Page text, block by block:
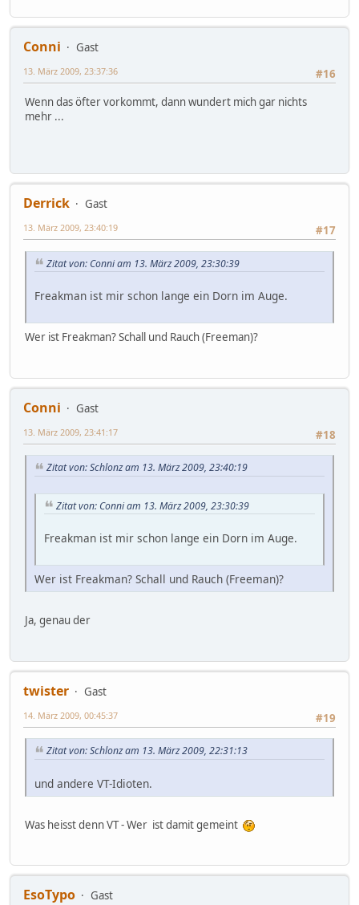
Conni
Gast
#16
13. März 2009, 23:37:36
Wenn das öfter vorkommt, dann wundert mich gar nichts
mehr ...
Derrick
Gast
#17
13. März 2009, 23:40:19
Zitat von: Conni am 13. März 2009, 23:30:39
Freakman ist mir schon lange ein Dorn im Auge.
Wer ist Freakman? Schall und Rauch (Freeman)?
Conni
Gast
#18
13. März 2009, 23:41:17
Zitat von: Schlonz am 13. März 2009, 23:40:19
Zitat von: Conni am 13. März 2009, 23:30:39
Freakman ist mir schon lange ein Dorn im Auge.
Wer ist Freakman? Schall und Rauch (Freeman)?
Ja, genau der
twister
Gast
#19
14. März 2009, 00:45:37
Zitat von: Schlonz am 13. März 2009, 22:31:13
und andere VT-Idioten.
Was heisst denn VT - Wer ist damit gemeint
EsoTypo
Gast